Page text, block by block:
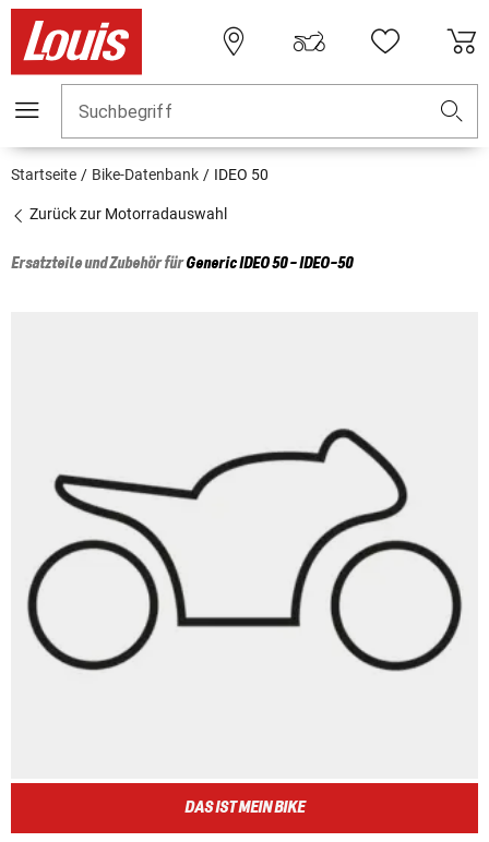
Suchbegriff
Startseite Bike-Datenbank IDEO 50
Zurück zur Motorradauswahl
Ersatzteile und Zubehör fürGenericIDEO 50 - IDEO-50
DAS IST MEIN BIKE